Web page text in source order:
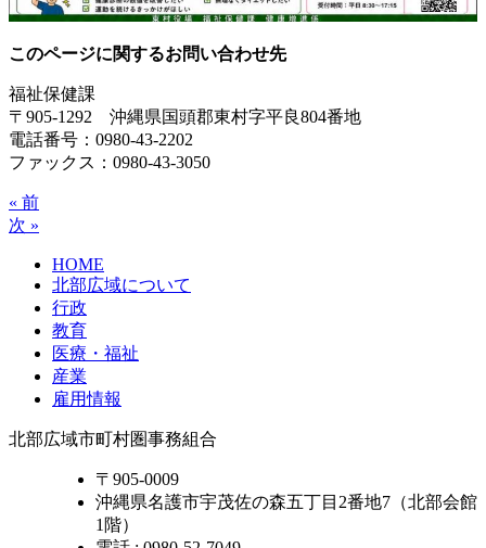
このページに関するお問い合わせ先
福祉保健課
〒905-1292 沖縄県国頭郡東村字平良804番地
電話番号：0980-43-2202
ファックス：0980-43-3050
« 前
次 »
HOME
北部広域について
行政
教育
医療・福祉
産業
雇用情報
北部広域市町村圏事務組合
〒905-0009
沖縄県名護市宇茂佐の森五丁目2番地7（北部会館
1階）